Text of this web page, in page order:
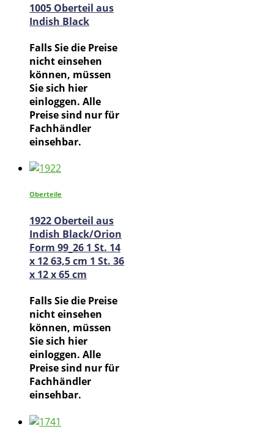
1005 Oberteil aus
Indish Black
Falls Sie die Preise
nicht einsehen
können, müssen
Sie sich hier
einloggen. Alle
Preise sind nur für
Fachhändler
einsehbar.
Oberteile
1922 Oberteil aus
Indish Black/Orion
Form 99_26 1 St. 14
x 12 63,5 cm 1 St. 36
x 12 x 65 cm
Falls Sie die Preise
nicht einsehen
können, müssen
Sie sich hier
einloggen. Alle
Preise sind nur für
Fachhändler
einsehbar.